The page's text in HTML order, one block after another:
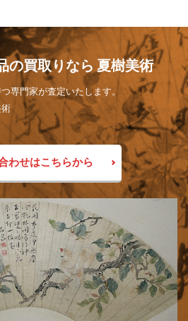
の買取りなら 夏樹美術
専門家が査定いたします。
わせはこちらから